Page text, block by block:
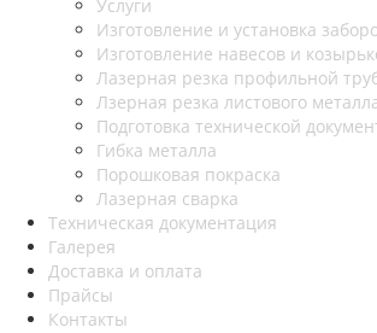
Услуги
Изготовление и установка
Изготовление навесов и
Лазерная резка профильной
Лзерная резка листового
Подготовка технической
Гибка металла
Порошковая покраска
Лазерная сварка
Техническая документация
Галерея
Доставка и оплата
Прайсы
Контакты